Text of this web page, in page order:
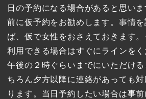
日の予約になる場合があると思い
前に仮予約をお勧めします。事情
ば、仮で女性をおさえておきます
利用できる場合はすぐにラインを
午後の２時ぐらいまでにいただけ
ちろん夕方以降に連絡があっても
ります。当日予約したい場合は事